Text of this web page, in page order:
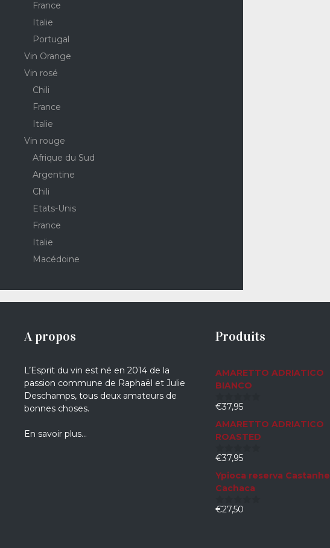
France
Italie
Portugal
Vin Orange
Vin rosé
Chili
France
Italie
Vin rouge
Afrique du Sud
Argentine
Chili
Etats-Unis
France
Italie
Macédoine
A propos
L’Esprit du vin est né en 2014 de la
passion commune de Raphaël et Julie
Deschamps, tous deux amateurs de
bonnes choses.
En savoir plus…
Produits
AMARETTO ADRIATICO
BIANCO
0
5
€37,95
AMARETTO ADRIATICO
ROASTED
0
5
€37,95
Ypioca reserva
Cachaca
0
€27,50